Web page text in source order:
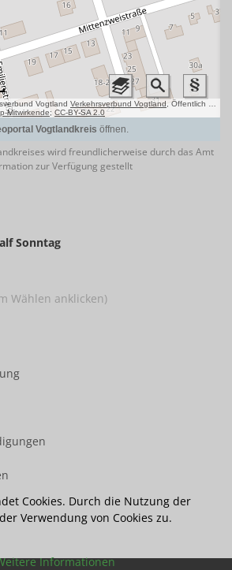
wird freundlicherweise durch das Amt
zur Verfügung gestellt
Sonntag
Wählen anklicken)
Cookies. Durch die Nutzung der
Verwendung von Cookies zu.
Informationen